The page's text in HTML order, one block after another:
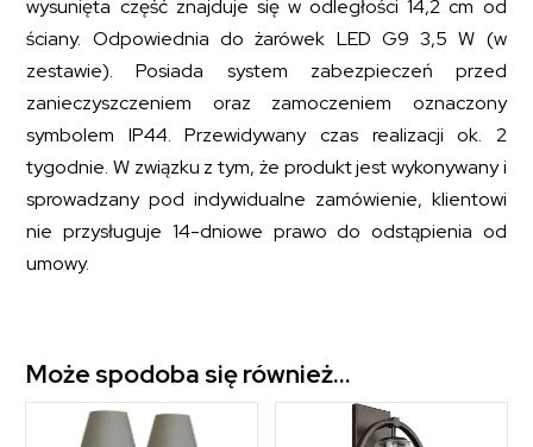
wysunięta część znajduje się w odległości 14,2 cm od
ściany. Odpowiednia do żarówek LED G9 3,5 W (w
zestawie). Posiada system zabezpieczeń przed
zanieczyszczeniem oraz zamoczeniem oznaczony
symbolem IP44. Przewidywany czas realizacji ok. 2
tygodnie. W związku z tym, że produkt jest wykonywany i
sprowadzany pod indywidualne zamówienie, klientowi
nie przysługuje 14-dniowe prawo do odstąpienia od
umowy.
Może spodoba się również…